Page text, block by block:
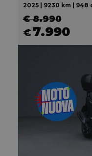
2025 | 9230 km | 948
€ 8.990
€7.990